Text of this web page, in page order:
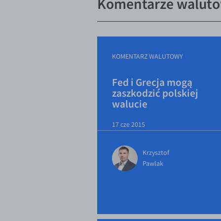
Komentarze
KOMENTARZ WALUTOWY
Fed i Grecja mogą
zaszkodzić polskiej
walucie
17 cze 2015
Krzysztof
Pawlak